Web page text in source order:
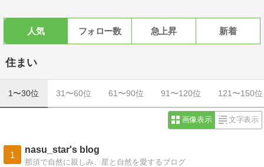
人気 フォロー数 急上昇 新着
住まい
1〜30位 31〜60位 61〜90位 91〜120位 121〜150位
画像表示 文字表示
1
nasu_star's blog
那須で自然に親しみ、星と自然を愛するブログ